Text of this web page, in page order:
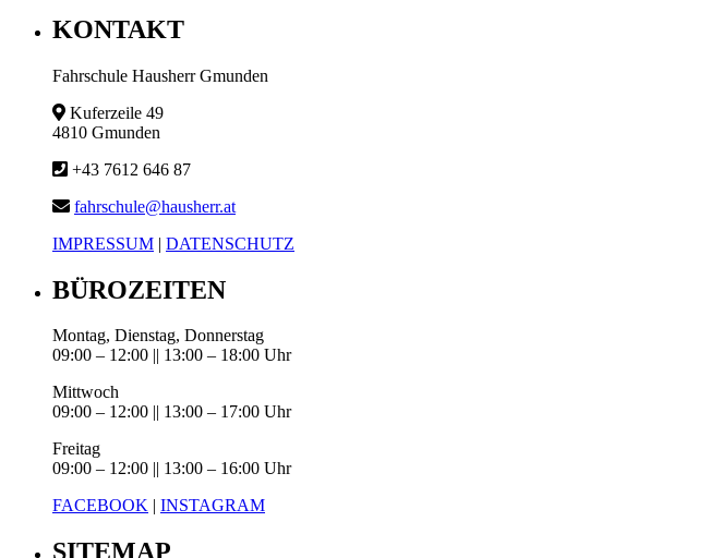
KONTAKT
Fahrschule Hausherr Gmunden
Kuferzeile 49
4810 Gmunden
+43 7612 646 87
fahrschule@hausherr.at
IMPRESSUM | DATENSCHUTZ
BÜROZEITEN
Montag, Dienstag, Donnerstag
09:00 – 12:00 || 13:00 – 18:00 Uhr
Mittwoch
09:00 – 12:00 || 13:00 – 17:00 Uhr
Freitag
09:00 – 12:00 || 13:00 – 16:00 Uhr
FACEBOOK | INSTAGRAM
SITEMAP